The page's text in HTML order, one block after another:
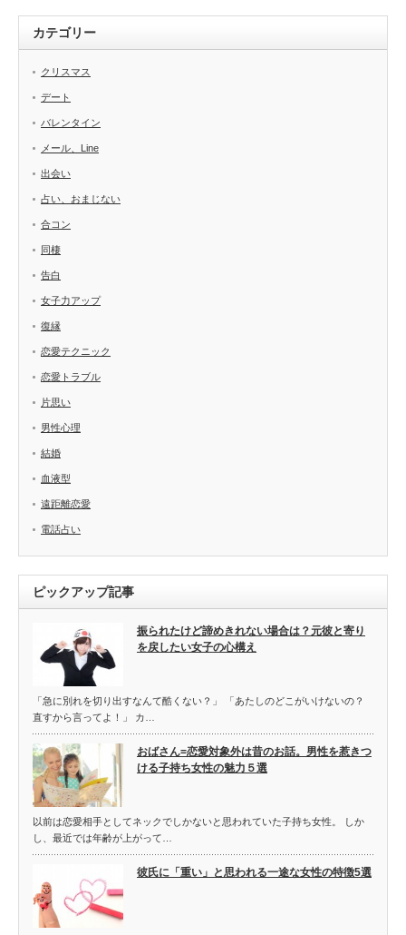
カテゴリー
クリスマス
デート
バレンタイン
メール、Line
出会い
占い、おまじない
合コン
同棲
告白
女子力アップ
復縁
恋愛テクニック
恋愛トラブル
片思い
男性心理
結婚
血液型
遠距離恋愛
電話占い
ピックアップ記事
振られたけど諦めきれない場合は？元彼と寄り
を戻したい女子の心構え
「急に別れを切り出すなんて酷くない？」 「あたしのどこがいけないの？
直すから言ってよ！」 カ…
おばさん=恋愛対象外は昔のお話。男性を惹きつ
ける子持ち女性の魅力５選
以前は恋愛相手としてネックでしかないと思われていた子持ち女性。 しか
し、最近では年齢が上がって…
彼氏に「重い」と思われる一途な女性の特徴5選